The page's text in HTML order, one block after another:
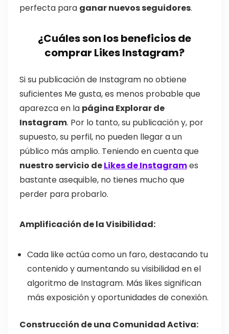
perfecta para ganar nuevos seguidores.
¿Cuáles son los beneficios de
comprar Likes Instagram?
Si su publicación de Instagram no obtiene
suficientes Me gusta, es menos probable que
aparezca en la página Explorar de
Instagram. Por lo tanto, su publicación y, por
supuesto, su perfil, no pueden llegar a un
público más amplio. Teniendo en cuenta que
nuestro servicio deLikes de Instagrames
bastante asequible, no tienes mucho que
perder para probarlo.
Amplificación de la Visibilidad:
Cada like actúa como un faro, destacando tu
contenido y aumentando su visibilidad en el
algoritmo de Instagram. Más likes significan
más exposición y oportunidades de conexión.
Construcción de una Comunidad Activa: